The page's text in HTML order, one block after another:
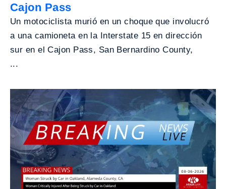
Cajon Pass
Un motociclista murió en un choque que involucró
a una camioneta en la Interstate 15 en dirección
sur en el Cajon Pass, San Bernardino County,
...